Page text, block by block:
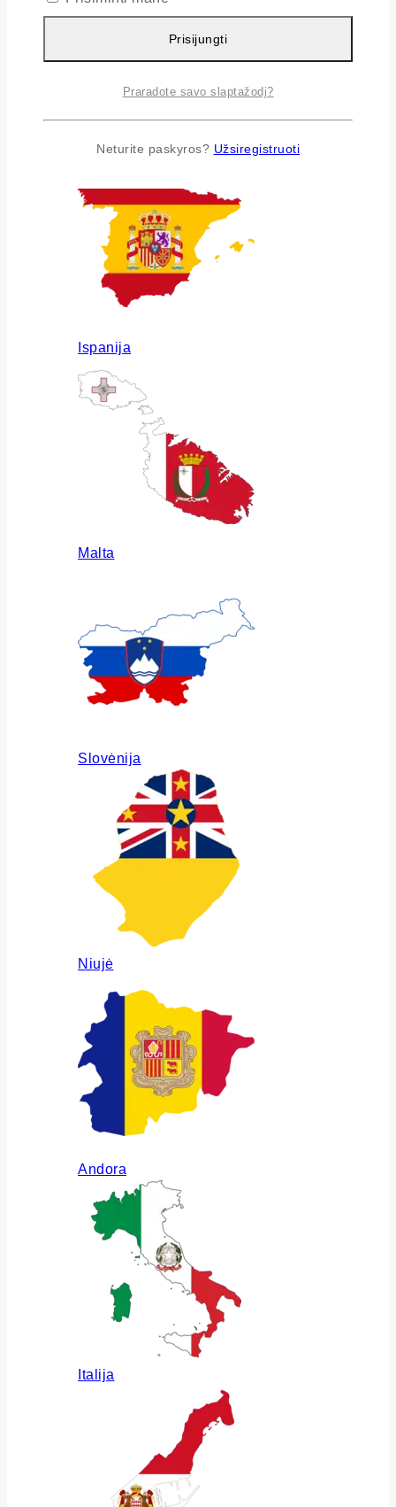
Airija
Ispanija
Malta
Slovėnija
Niujė
Andora
Italija
Prisijungti
Praradote savo slaptažodį?
Neturite paskyros? Užsiregistruoti